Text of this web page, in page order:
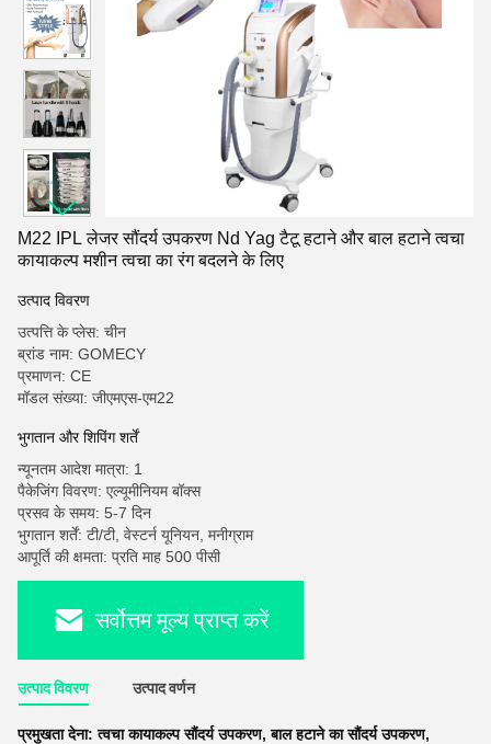
M22 IPL लेजर सौंदर्य उपकरण Nd Yag टैटू हटाने और बाल हटाने त्वचा
कायाकल्प मशीन त्वचा का रंग बदलने के लिए
उत्पाद विवरण
उत्पत्ति के प्लेस: चीन
ब्रांड नाम: GOMECY
प्रमाणन: CE
मॉडल संख्या: जीएमएस-एम22
भुगतान और शिपिंग शर्तें
न्यूनतम आदेश मात्रा: 1
पैकेजिंग विवरण: एल्यूमीनियम बॉक्स
प्रसव के समय: 5-7 दिन
भुगतान शर्तें: टी/टी, वेस्टर्न यूनियन, मनीग्राम
आपूर्ति की क्षमता: प्रति माह 500 पीसी
सर्वोत्तम मूल्य प्राप्त करें
उत्पाद विवरण उत्पाद वर्णन
प्रमुखता देना:त्वचा कायाकल्प सौंदर्य उपकरण,बाल हटाने का सौंदर्य उपकरण,